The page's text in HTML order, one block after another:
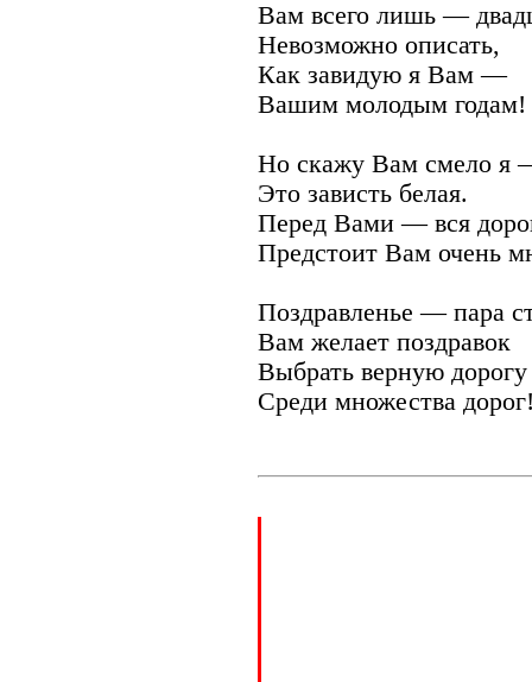
Вам всего лишь —
Невозможно описать,
Как завидую я Вам —
Вашим молодым годам!
Но скажу Вам смело я
Это зависть белая.
Перед Вами — вся
Предстоит Вам очень
Поздравленье — пара
Вам желает поздравок
Выбрать верную дорогу
Среди множества